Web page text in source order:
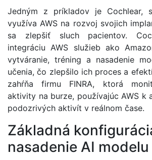
Jedným z príkladov je Cochlear,
využíva AWS na rozvoj svojich
sa zlepšiť sluch pacientov.
integráciu AWS služieb ako
vytváranie, tréning a nasadenie
učenia, čo zlepšilo ich proces a
zahŕňa firmu FINRA, ktorá
aktivity na burze, používajúc AWS k
podozrivých aktivít v reálnom čase.
Základná
nasadenie AI modelu